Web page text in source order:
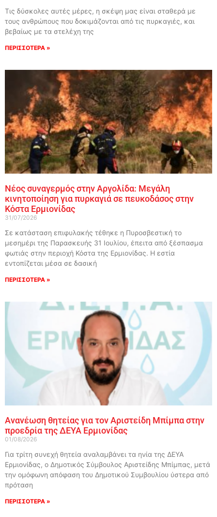
Τις δύσκολες αυτές μέρες, η σκέψη μας είναι σταθερά με
τους ανθρώπους που δοκιμάζονται από τις πυρκαγιές, και
βεβαίως με τα στελέχη της
ΠΕΡΙΣΣΟΤΕΡΑ »
Νέος συναγερμός στην Αργολίδα: Μεγάλη
κινητοποίηση για πυρκαγιά σε πευκοδάσος στην
Κόστα Ερμιονίδας
31/07/2026
Σε κατάσταση επιφυλακής τέθηκε η Πυροσβεστική το
μεσημέρι της Παρασκευής 31 Ιουλίου, έπειτα από ξέσπασμα
φωτιάς στην περιοχή Κόστα της Ερμιονίδας. Η εστία
εντοπίζεται μέσα σε δασική
ΠΕΡΙΣΣΟΤΕΡΑ »
Ανανέωση θητείας για τον Αριστείδη Μπίμπα στην
προεδρία της ΔΕΥΑ Ερμιονίδας
01/08/2026
Για τρίτη συνεχή θητεία αναλαμβάνει τα ηνία της ΔΕΥΑ
Ερμιονίδας, ο Δημοτικός Σύμβουλος Αριστείδης Μπίμπας, μετά
την ομόφωνη απόφαση του Δημοτικού Συμβουλίου ύστερα από
πρόταση
ΠΕΡΙΣΣΟΤΕΡΑ »